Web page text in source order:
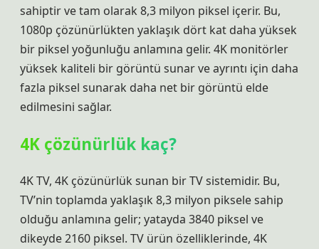
sahiptir ve tam olarak 8,3 milyon piksel içerir. Bu,
1080p çözünürlükten yaklaşık dört kat daha yüksek
bir piksel yoğunluğu anlamına gelir. 4K monitörler
yüksek kaliteli bir görüntü sunar ve ayrıntı için daha
fazla piksel sunarak daha net bir görüntü elde
edilmesini sağlar.
4K çözünürlük kaç?
4K TV, 4K çözünürlük sunan bir TV sistemidir. Bu,
TV’nin toplamda yaklaşık 8,3 milyon piksele sahip
olduğu anlamına gelir; yatayda 3840 piksel ve
dikeyde 2160 piksel. TV ürün özelliklerinde, 4K